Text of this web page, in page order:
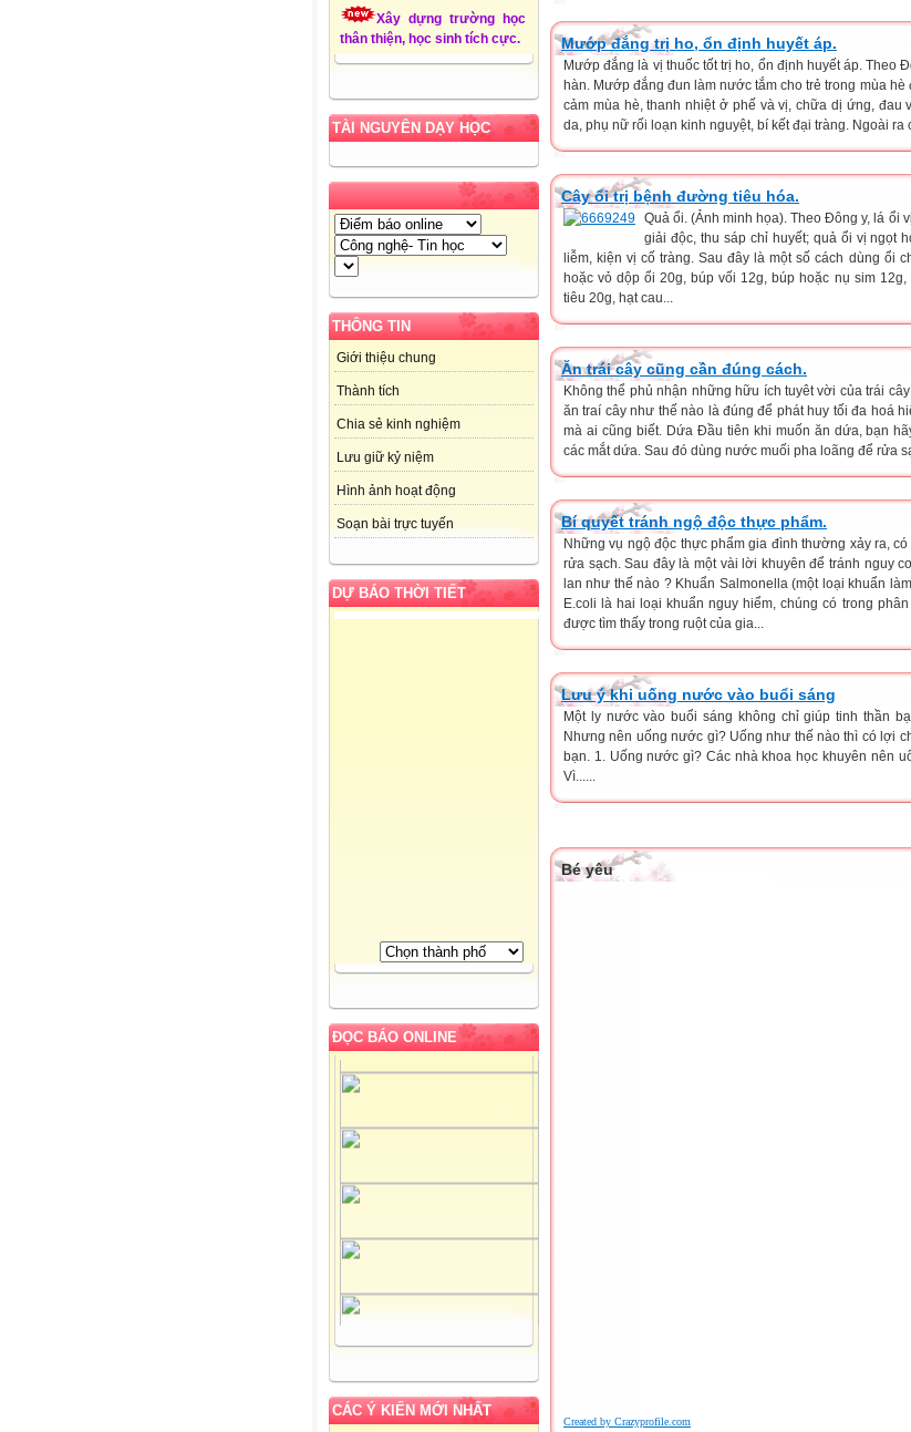
Xây dựng trường học
thân thiện, học sinh tích cực.
TÀI NGUYÊN DẠY HỌC
THÔNG TIN
Giới thiệu chung
Thành tích
Chia sẻ kinh nghiệm
Lưu giữ kỷ niệm
Hình ảnh hoạt động
Soạn bài trực tuyến
DỰ BÁO THỜI TIẾT
ĐỌC BÁO ONLINE
CÁC Ý KIẾN MỚI NHẤT
Mướp đắng trị ho, ổn định huyết áp.
Mướp đắng là vị thuốc tốt trị ho, ổn định huyết áp. Theo
hàn. Mướp đắng đun làm nước tắm cho trẻ trong mùa
cảm mùa hè, thanh nhiệt ở phế và vị, chữa dị ứng, đau
da, phụ nữ rối loạn kinh nguyệt, bí kết đại tràng. Ngoài ra
Cây ổi trị bệnh đường tiêu hóa.
Quả ổi. (Ảnh minh họa). Theo Đông y, lá ổi
giải độc, thu sáp chỉ huyết; quả ổi vị ngọt
liễm, kiện vị cố tràng. Sau đây là một số cách dùng ổi
hoặc vỏ dộp ổi 20g, búp vối 12g, búp hoặc nụ sim
tiêu 20g, hạt cau...
Ăn trái cây cũng cần đúng cách.
Không thể phủ nhận những hữu ích tuyêt vời của trái
ăn traí cây như thế nào là đúng để phát huy tối đa hoá
mà ai cũng biết. Dứa Đầu tiên khi muốn ăn dứa, bạn
các mắt dứa. Sau đó dùng nước muối pha loãng để rửa
Bí quyết tránh ngộ độc thực phẩm.
Những vụ ngộ độc thực phẩm gia đình thường xảy ra,
rửa sạch. Sau đây là một vài lời khuyên để tránh nguy
lan như thế nào ? Khuẩn Salmonella (một loại khuẩn
E.coli là hai loại khuẩn nguy hiểm, chúng có trong
được tìm thấy trong ruột của gia...
Lưu ý khi uống nước vào buổi sáng
Một ly nước vào buổi sáng không chỉ giúp tinh thần
Nhưng nên uống nước gì? Uống như thế nào thì có lợi
bạn. 1. Uống nước gì? Các nhà khoa học khuyên nên
Vì......
Bé yêu
Created by Crazyprofile.com